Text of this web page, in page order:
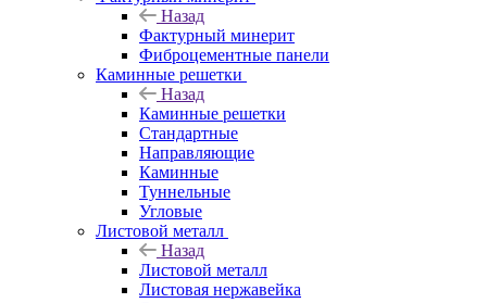
Назад
Фактурный минерит
Фиброцементные панели
Каминные решетки
Назад
Каминные решетки
Стандартные
Направляющие
Каминные
Туннельные
Угловые
Листовой металл
Назад
Листовой металл
Листовая нержавейка